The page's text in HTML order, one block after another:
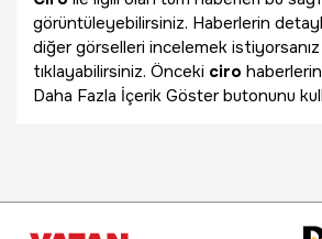
görüntüleyebilirsiniz. Haberlerin
diğer görselleri incelemek istiyorsanız
tıklayabilirsiniz. Önceki ciro
Daha Fazla İçerik Göster butonunu